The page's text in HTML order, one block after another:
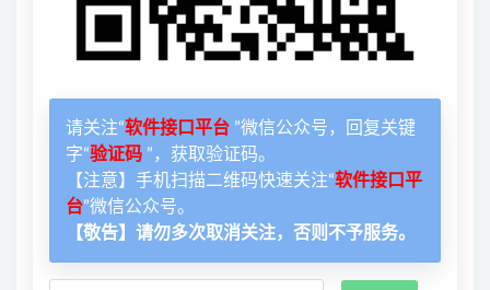
请关注“软件接口平台 ”微信公众号，回复关键
字“验证码 ”，获取验证码。
【注意】手机扫描二维码快速关注“软件接口平
台”微信公众号。
【敬告】请勿多次取消关注，否则不予服务。